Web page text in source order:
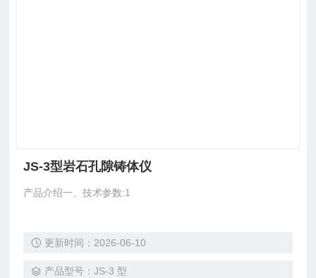
JS-3型岩石孔隙铸体仪
产品介绍一、技术参数:1
更新时间：2026-06-10
产品型号：JS-3 型